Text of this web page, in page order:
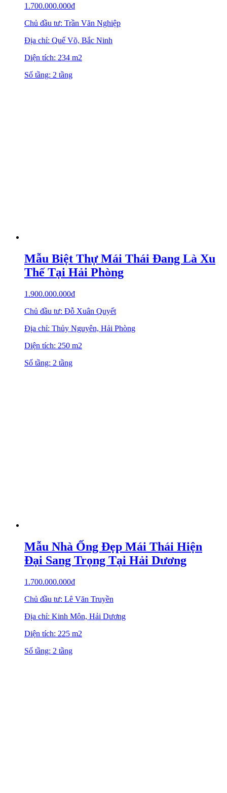
1.700.000.000₫
Chủ đầu tư: Trần Văn Nghiệp
Địa chỉ: Quế Võ, Bắc Ninh
Diện tích: 234 m2
Số tầng: 2 tầng
Mẫu Biệt Thự Mái Thái Đang Là Xu
Thế Tại Hải Phòng
1.900.000.000₫
Chủ đầu tư: Đỗ Xuân Quyết
Địa chỉ: Thủy Nguyên, Hải Phòng
Diện tích: 250 m2
Số tầng: 2 tầng
Mẫu Nhà Ống Đẹp Mái Thái Hiện
Đại Sang Trọng Tại Hải Dương
1.700.000.000₫
Chủ đầu tư: Lê Văn Truyền
Địa chỉ: Kinh Môn, Hải Dương
Diện tích: 225 m2
Số tầng: 2 tầng